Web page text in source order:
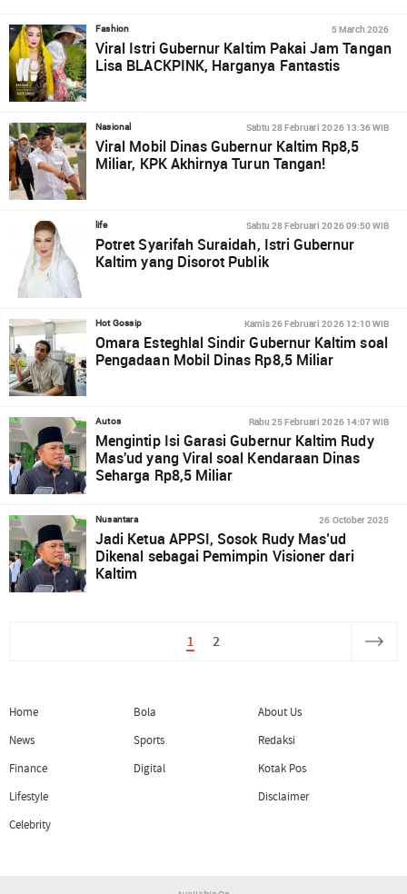
Fashion 5 March 2026
Viral Istri Gubernur Kaltim Pakai Jam Tangan
Lisa BLACKPINK, Harganya Fantastis
Nasional Sabtu 28 Februari 2026 13:36 WIB
Viral Mobil Dinas Gubernur Kaltim Rp8,5
Miliar, KPK Akhirnya Turun Tangan!
life Sabtu 28 Februari 2026 09:50 WIB
Potret Syarifah Suraidah, Istri Gubernur
Kaltim yang Disorot Publik
Hot Gossip Kamis 26 Februari 2026 12:10 WIB
Omara Esteghlal Sindir Gubernur Kaltim soal
Pengadaan Mobil Dinas Rp8,5 Miliar
Autos Rabu 25 Februari 2026 14:07 WIB
Mengintip Isi Garasi Gubernur Kaltim Rudy
Mas'ud yang Viral soal Kendaraan Dinas
Seharga Rp8,5 Miliar
Nusantara 26 October 2025
Jadi Ketua APPSI, Sosok Rudy Mas’ud
Dikenal sebagai Pemimpin Visioner dari
Kaltim
1 2
Home
News
Finance
Lifestyle
Celebrity
Bola
Sports
Digital
About Us
Redaksi
Kotak Pos
Disclaimer